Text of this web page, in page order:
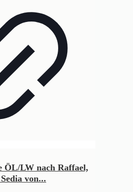
ÖL/LW nach Raffael,
von...